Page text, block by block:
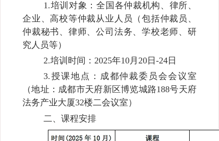
1.培训对象：全国各仲裁机构、律所、
企业、高校等仲裁从业人员（包括仲裁员、
仲裁秘书、律师、公司法务、学校老师、研
究人员等）
2.培训时间：2025年10月20日-24日
3.授课地点：成都仲裁委员会会议室
（地址：成都市天府新区博览城路188号天府
法务产业大厦32楼二会议室）
二、课程安排